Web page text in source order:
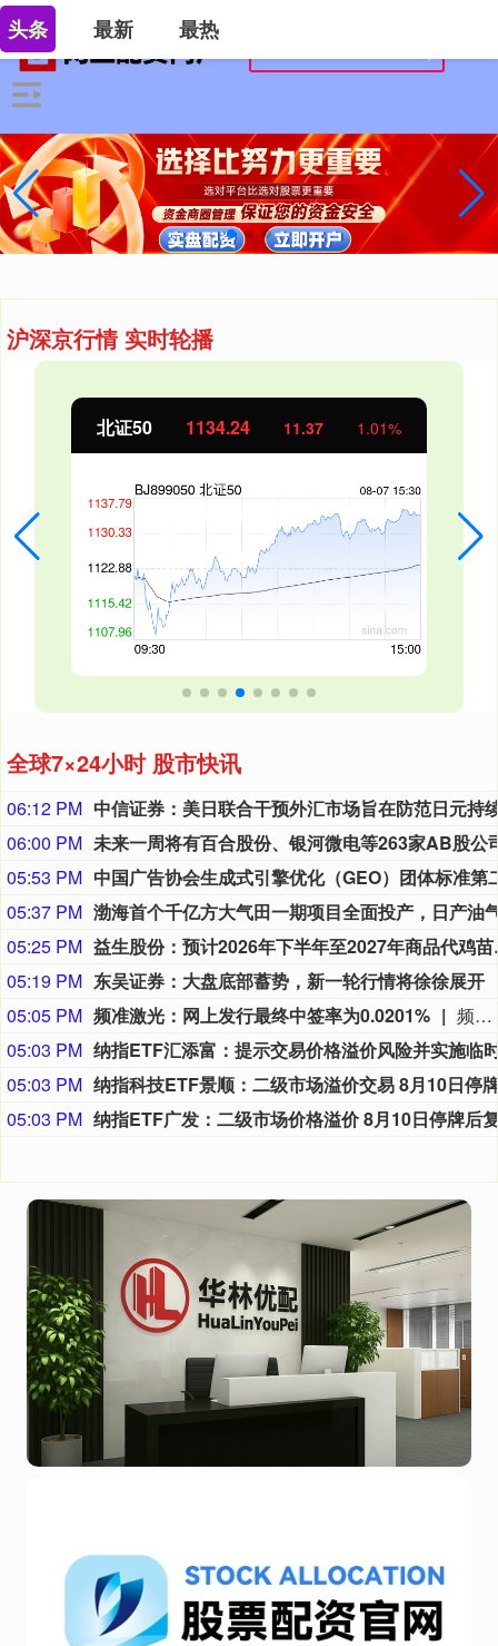
沪深京行情 实时轮播
北证50 1134.24 11.37 1.01%
全球7×24小时 股市快讯
06:12 PM
06:00 PM
05:53 PM
05:37 PM
05:25 PM
益生股
05:19 PM 东吴证券：大盘底部蓄势，新一轮行情将徐徐展开
05:05 PM 频准激光：网上发行最终中签率为0.0201%
频准激光8月9日公告，回拨机制启动后，网上发行最终中签率为0.0201%。
05:03 PM
05:03 PM
05:03 PM
头条 最新 最热